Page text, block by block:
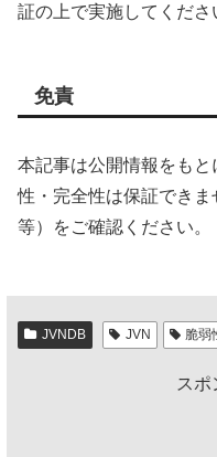
証の上で実施してくださ
免責
本記事は公開情報をも
性・完全性は保証でき
等）をご確認ください。
JVNDB JVN 脆弱
スポ